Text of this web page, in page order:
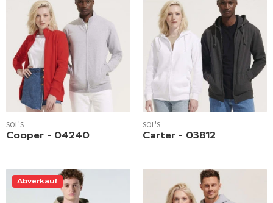
SOL'S
Cooper - 04240
SOL'S
Carter - 03812
Abverkauf